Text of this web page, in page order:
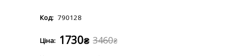
790128
3460₴
1730₴